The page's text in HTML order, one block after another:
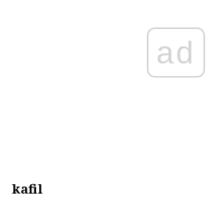
ad
kafil